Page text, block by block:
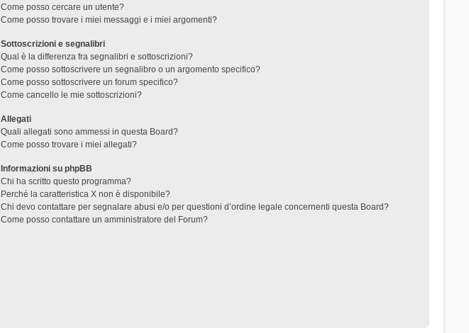
Come posso cercare un utente?
Come posso trovare i miei messaggi e i miei argomenti?
Sottoscrizioni e segnalibri
Qual è la differenza fra segnalibri e sottoscrizioni?
Come posso sottoscrivere un segnalibro o un argomento specifico?
Come posso sottoscrivere un forum specifico?
Come cancello le mie sottoscrizioni?
Allegati
Quali allegati sono ammessi in questa Board?
Come posso trovare i miei allegati?
Informazioni su phpBB
Chi ha scritto questo programma?
Perché la caratteristica X non è disponibile?
Chi devo contattare per segnalare abusi e/o per questioni d’ordine legale concernenti questa Board?
Come posso contattare un amministratore del Forum?